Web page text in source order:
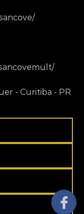
- Curitiba - PR